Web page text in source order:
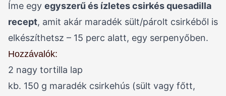
Íme egy egyszerű és ízletes csirkés quesadilla
recept, amit akár maradék sült/párolt csirkéből is
elkészíthetsz – 15 perc alatt, egy serpenyőben.
Hozzávalók:
2 nagy tortilla lap
kb. 150 g maradék csirkehús (sült vagy főtt,